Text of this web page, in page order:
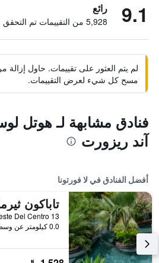
9.1 رائع
5,928 من التقييمات تم التحقق منها
لم يتم العثور على تقييمات. حاول إزالة
مسح كل شيء لعرض التقييمات.
فنادق مشابهة لـ هوتل
آند ريزورت
أفضل الفنادق في لا فورتونا
0.0 كيلومتر عن وسط المدينة